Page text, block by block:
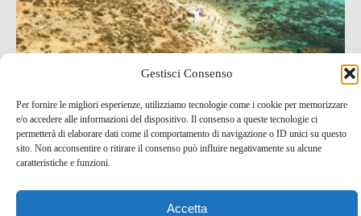
Gestisci Consenso
Per fornire le migliori esperienze, utilizziamo tecnologie come i cookie per memorizzare
e/o accedere alle informazioni del dispositivo. Il consenso a queste tecnologie ci
permetterà di elaborare dati come il comportamento di navigazione o ID unici su questo
sito. Non acconsentire o ritirare il consenso può influire negativamente su alcune
caratteristiche e funzioni.
Accetta
6 Mar , 2023 -Malta-Malta